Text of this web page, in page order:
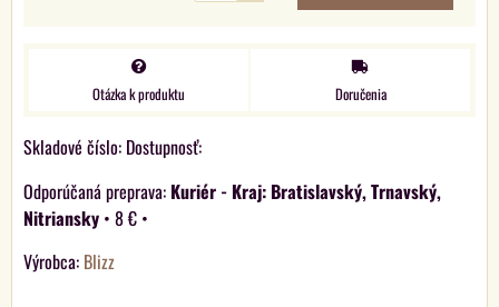
Otázka k produktu Doručenia
Skladové číslo: Dostupnosť:
Kuriér - Kraj: Bratislavský, Trnavský,
Nitriansky • 8 € •
Výrobca: Blizz